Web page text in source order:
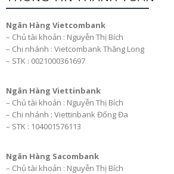
Ngân Hàng Vietcombank
– Chủ tài khoản : Nguyễn Thị Bích
– Chi nhánh : Vietcombank Thăng Long
– STK : 0021000361697
Ngân Hàng Viettinbank
– Chủ tài khoản : Nguyễn Thị Bích
– Chi nhánh : Viettinbank Đống Đa
– STK : 104001576113
Ngân Hàng Sacombank
– Chủ tài khoản : Nguyễn Thị Bích